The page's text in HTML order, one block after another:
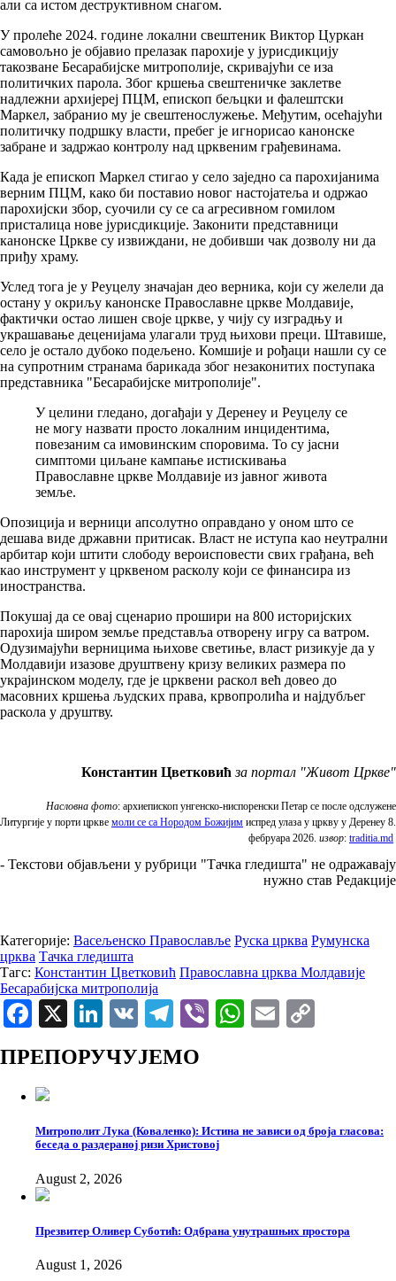
али са истом деструктивном снагом.
У пролеће 2024. године локални свештеник Виктор Цуркан
самовољно је објавио прелазак парохије у јурисдикцију
такозване Бесарабијске митрополије, скривајући се иза
политичких парола. Због кршења свештеничке заклетве
надлежни архијереј ПЦМ, епископ бељцки и фалештски
Маркел, забранио му је свештенослужење. Међутим, осећајући
политичку подршку власти, пребег је игнорисао канонске
забране и задржао контролу над црквеним грађевинама.
Када је епископ Маркел стигао у село заједно са парохијанима
верним ПЦМ, како би поставио новог настојатеља и одржао
парохијски збор, суочили су се са агресивном гомилом
присталица нове јурисдикције. Законити представници
канонске Цркве су извиждани, не добивши чак дозволу ни да
приђу храму.
Услед тога је у Реуцелу значајан део верника, који су желели да
остану у окриљу канонске Православне цркве Молдавије,
фактички остао лишен своје цркве, у чију су изградњу и
украшавање деценијама улагали труд њихови преци. Штавише,
село је остало дубоко подељено. Комшије и рођаци нашли су се
на супротним странама барикада због незаконитих поступака
представника "Бесарабијске митрополије".
У целини гледано, догађаји у Деренеу и Реуцелу се
не могу назвати просто локалним инцидентима,
повезаним са имовинским споровима. То су јасни
симптоми циљане кампање истискивања
Православне цркве Молдавије из јавног живота
земље.
Опозиција и верници апсолутно оправдано у оном што се
дешава виде државни притисак. Власт не иступа као неутрални
арбитар који штити слободу вероисповести свих грађана, већ
као инструмент у црквеном расколу који се финансира из
иностранства.
Покушај да се овај сценарио прошири на 800 историјских
парохија широм земље представља отворену игру са ватром.
Одузимајући верницима њихове светиње, власт ризикује да у
Молдавији изазове друштвену кризу великих размера по
украјинском моделу, где је црквени раскол већ довео до
масовних кршења људских права, крвопролића и најдубљег
раскола у друштву.
Константин Цветковић за портал "Живот Цркве"
Насловна фото: архиепископ унгенско-ниспоренски Петар се после одслужене
Литургије у порти цркве моли се са Нородом Божијим испред улаза у цркву у Деренеу 8.
фебруара 2026. извор: traditia.md
- Текстови објављени у рубрици "Тачка гледишта" не одражавају
нужно став Редакције
Категорије: Васељенско Православље Руска црква Румунска
црква Тачка гледишта
Тагс: Константин Цветковић Православна црква Молдавије
Бесарабијска митрополија
Facebook
X LinkedIn
VK Telegram
ViberWhatsApp
Email
ПРЕПОРУЧУЈЕМО
Митрополит Лука (Коваленко): Истина не зависи од броја гласова:
беседа о раздераној ризи Христовој
August 2, 2026
Презвитер Оливер Суботић: Одбрана унутрашњих простора
August 1, 2026